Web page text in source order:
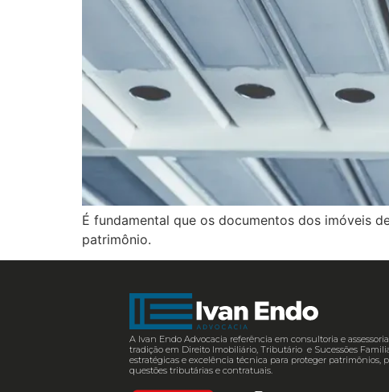
É fundamental que os documentos dos imóveis
patrimônio.
A Ivan Endo Advocacia referência em consultoria e
tradição em Direito Imobiliário, Tributário e Sucessões
estratégicas e excelência técnica para proteger patrimônios,
questões tributárias e contratuais.